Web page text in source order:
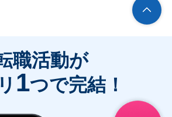
職活動が
1つで完結！